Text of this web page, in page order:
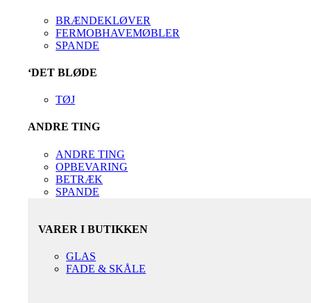
BRÆNDEKLØVER
FERMOBHAVEMØBLER
SPANDE
‘DET BLØDE
TØJ
ANDRE TING
ANDRE TING
OPBEVARING
BETRÆK
SPANDE
VARER I BUTIKKEN
GLAS
FADE & SKÅLE